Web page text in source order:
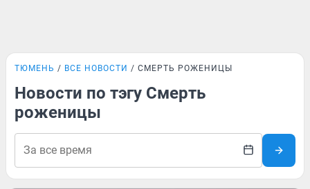
ТЮМЕНЬ ВСЕ НОВОСТИ СМЕРТЬ РОЖЕНИЦЫ
Новости по тэгу Смерть
роженицы